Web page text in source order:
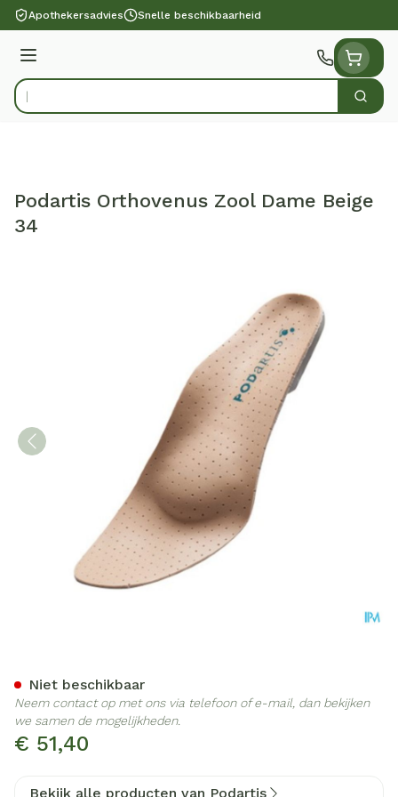
Ga naar de inhoud
Apothekersadvies Snelle beschikbaarheid
Menu
Product, merk, categorie... Zoek
Podartis Orthovenus Zool Dame Beige
34
€ 51,40
Niet beschikbaar
Neem contact op met ons via telefoon of e-mail, dan bekijken
we samen de mogelijkheden.
Bekijk alle producten van Podartis